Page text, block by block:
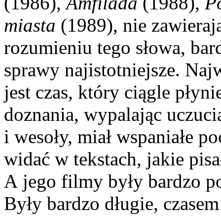
miasta (1989), nie
rozumieniu tego słowa,
sprawy najistotniejsze.
jest czas, który ciągle
doznania, wypalając
i wesoły, miał wspaniałe
widać w tekstach, jakie
A jego filmy były bardzo
Były bardzo długie,